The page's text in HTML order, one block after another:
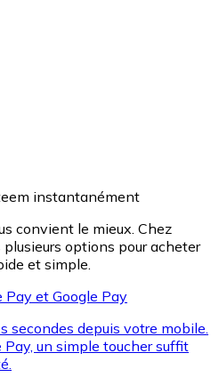
instantanément
convient le mieux. Chez
options pour acheter
et simple.
et Google Pay
secondes depuis votre mobile.
un simple toucher suffit